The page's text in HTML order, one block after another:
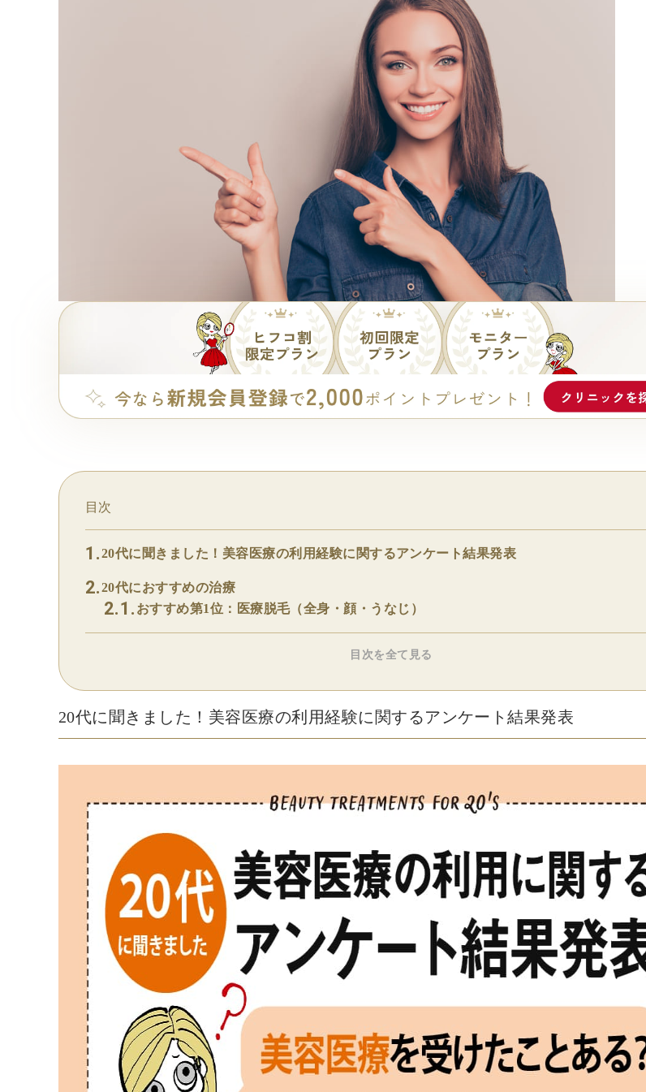
目次
20代に聞きました！美容医療の利用経験に関するアンケート結果発表
20代におすすめの治療
おすすめ第1位：医療脱毛（全身・顔・うなじ）
目次を全て見る
20代に聞きました！美容医療の利用経験に関するアンケート結果発表